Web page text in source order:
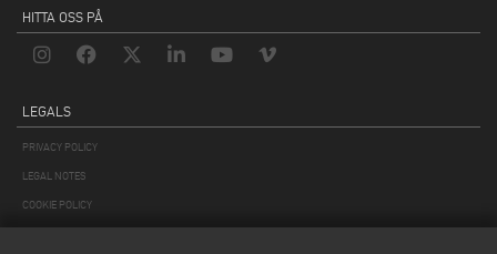
HITTA OSS PÅ
LEGALS
PRIVACY POLICY
LEGAL NOTES
COOKIE POLICY